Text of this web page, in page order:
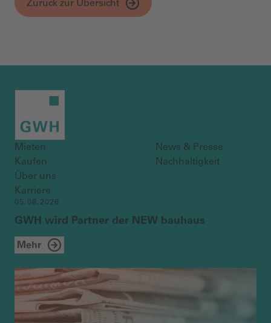
Zurück zur Übersicht
Mieten
Kaufen
News & Presse
Nachhaltigkeit
Über uns
Karriere
05.08.2026
GWH wird Partner der NEW bauhaus
Mehr